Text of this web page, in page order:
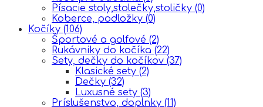
Písacie stoly,stolečky,stoličky (0)
Koberce, podložky (0)
Kočíky (106)
Športové a golfové (2)
Rukávniky do kočíka (22)
Sety, dečky do kočíkov (37)
Klasické sety (2)
Dečky (32)
Luxusné sety (3)
Príslušenstvo, doplnky (11)